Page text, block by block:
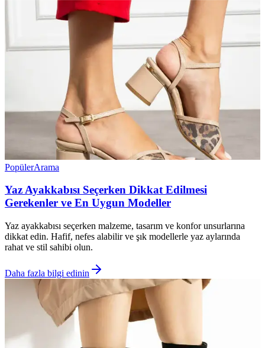
PopülerArama
Yaz Ayakkabısı Seçerken Dikkat Edilmesi
Gerekenler ve En Uygun Modeller
Yaz ayakkabısı seçerken malzeme, tasarım ve konfor unsurlarına
dikkat edin. Hafif, nefes alabilir ve şık modellerle yaz aylarında
rahat ve stil sahibi olun.
Daha fazla bilgi edinin